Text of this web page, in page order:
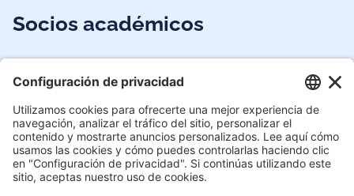
Socios académicos